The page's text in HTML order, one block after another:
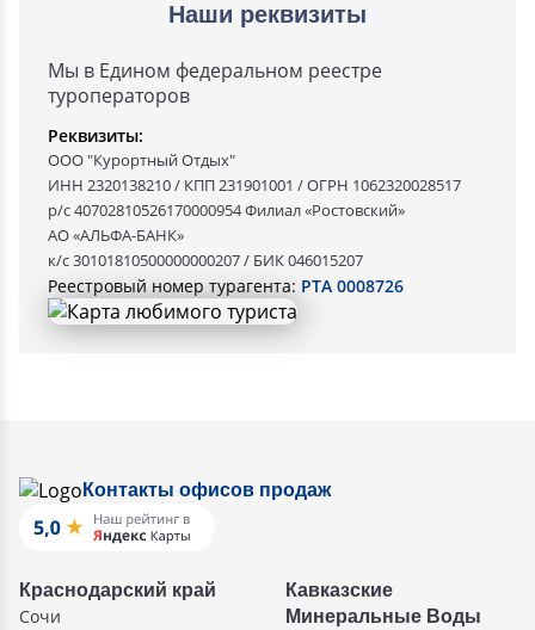
Наши реквизиты
Мы в Едином федеральном реестре
туроператоров
Реквизиты:
ООО "Курортный Отдых"
ИНН 2320138210 / КПП 231901001 / ОГРН 1062320028517
р/с 40702810526170000954 Филиал «Ростовский»
АО «АЛЬФА-БАНК»
к/с 30101810500000000207 / БИК 046015207
Реестровый номер турагента: РТА 0008726
Контакты офисов продаж
Краснодарский край
Сочи
Кавказские
Минеральные Воды